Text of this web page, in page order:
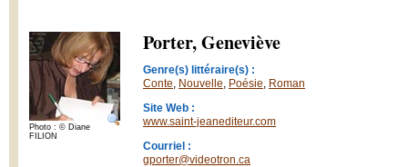
Photo : © Diane
FILION
Porter, Geneviève
Genre(s) littéraire(s) :
Conte, Nouvelle, Poésie, Roman
Site Web :
www.saint-jeanediteur.com
Courriel :
gporter@videotron.ca